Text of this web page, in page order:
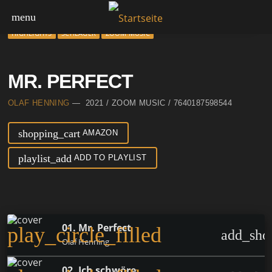
menu
HIGHLIGHTS SCHLAGER ZOOM MUSIC
MR. PERFECT
OLAF HENNING — 2021 / ZOOM MUSIC / 7640187598544
shopping_cart AMAZON
playlist_add ADD TO PLAYLIST
play_circle_filled
01. Mr. Perfect
Olaf Henning